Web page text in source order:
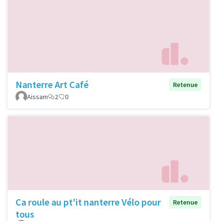
Nanterre Art Café
Retenue
Aissam
2 0
Ca roule au pt'it nanterre Vélo pour
tous
Retenue